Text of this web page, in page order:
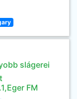
slágerei
FM